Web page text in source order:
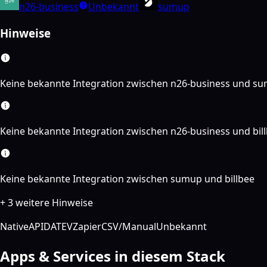
n26-business
Unbekannt sumup
Hinweise
Keine bekannte Integration zwischen n26-business und
Keine bekannte Integration zwischen n26-business und
Keine bekannte Integration zwischen sumup und billbee
+ 3 weitere Hinweise
NativeAPIDATEVZapierCSV/ManualUnbekannt
Apps & Services in diesem Stack